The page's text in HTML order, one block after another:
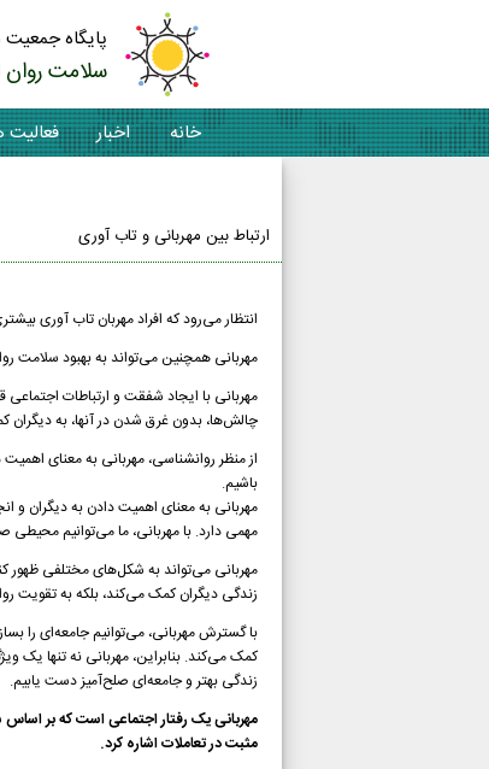
پایگاه جمعیت
سلامت روان
خانه اخبار فعالیت
ارتباط بین مهربانی و تاب آوری
انتظار می‌رود که افراد مهربان تاب آوری
مهربانی همچنین می‌تواند به بهبود سلامت
مهربانی با ایجاد شفقت و ارتباطات اجتماعی
چالش‌ها، بدون غرق شدن در آنها، به دیگران
از منظر روانشناسی، مهربانی به معنای
باشیم.
مهربانی به معنای اهمیت دادن به دیگران و
مهمی دارد. با مهربانی، ما می‌توانیم
مهربانی می‌تواند به شکل‌های مختلفی ظهور
زندگی دیگران کمک می‌کند، بلکه به تقویت
با گسترش مهربانی، می‌توانیم جامعه‌ای را
کمک می‌کند. بنابراین، مهربانی نه تنها یک
زندگی بهتر و جامعه‌ای صلح‌آمیز دست یابیم.
مهربانی یک رفتار اجتماعی است که بر
مثبت در تعاملات اشاره کرد.